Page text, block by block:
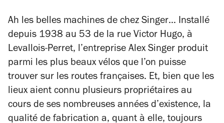
Ah les belles machines de chez Singer… Installé
depuis 1938 au 53 de la rue Victor Hugo, à
Levallois-Perret, l’entreprise Alex Singer produit
parmi les plus beaux vélos que l’on puisse
trouver sur les routes françaises. Et, bien que les
lieux aient connu plusieurs propriétaires au
cours de ses nombreuses années d’existence, la
qualité de fabrication a, quant à elle, toujours